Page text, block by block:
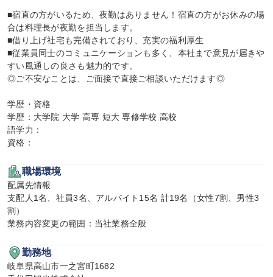
■宿直の方がいるため、夜勤はありません！宿直の方がお休みの場
合は料理長が夜勤を担当します。
■借り上げ社宅も完備されており、充実の福利厚生
■従業員同士のコミュニケーションも多く、本社まで意見が届きや
すい風通しの良さも魅力的です。
◎ご不安なことは、ご面接で直接ご相談いただけます◎
学歴・資格
学歴：大学院 大学 高専 短大 専修学校 高校
語学力：
資格：
職場環境
配属先情報
支配人1名、社員3名、アルバイト15名 計19名（女性7割、男性3
割）
業務内容変更の範囲：当社業務全般
勤務地
岐阜県高山市一之宮町1682